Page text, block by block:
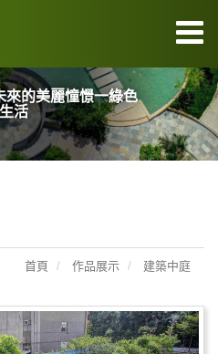
來的美麗憧憬一綠色
生活
首頁 作品展示 建築中庭